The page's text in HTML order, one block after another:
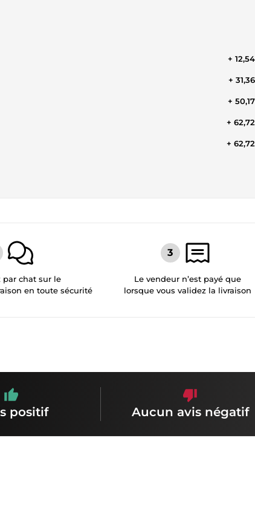
+
+
+
+
+
par chat sur le
en toute sécurité
Le vendeur n’est payé que
lorsque vous validez la livraison
positif Aucun avis négatif